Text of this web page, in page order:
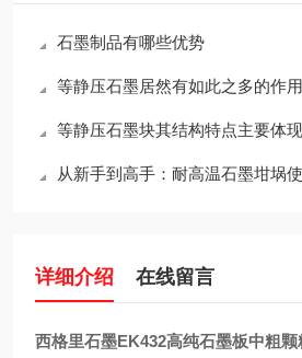
石墨制品有哪些优势
等静压石墨居然有如此之多的作用
等静压石墨块其结构特点主要体
从新手到高手：耐高温石墨坩埚使用全攻
详细介绍 在线留言
西格里石墨EK432高纯石墨板中粗颗